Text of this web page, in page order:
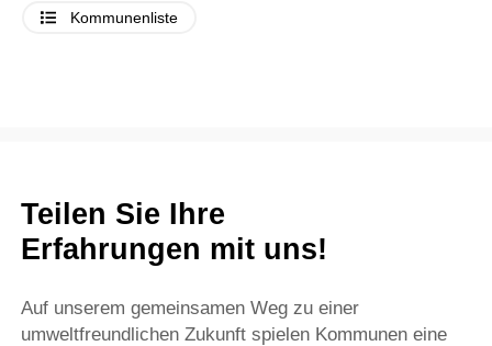
Kommunenliste
Teilen Sie Ihre
Erfahrungen mit uns!
Auf unserem gemeinsamen Weg zu einer
umweltfreundlichen Zukunft spielen Kommunen eine